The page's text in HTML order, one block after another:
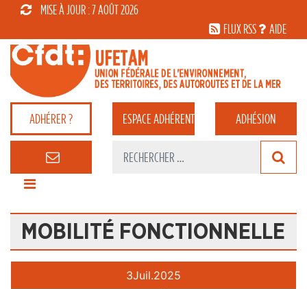
MISE À JOUR : 7 AOÛT 2026
FLUX RSS
AIDE
ADHÉRER ? ESPACEADHÉRENT ADHÉSION
MOBILITÉ FONCTIONNELLE
3Juil.2025